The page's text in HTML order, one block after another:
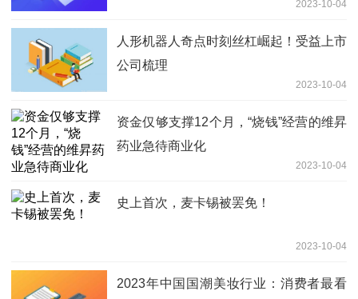
2023-10-04
人形机器人奇点时刻丝杠崛起！受益上市
公司梳理
2023-10-04
资金仅够支撑12个月，“烧钱”经营的维昇
药业急待商业化
2023-10-04
史上首次，麦卡锡被罢免！
2023-10-04
2023年中国国潮美妆行业：消费者最看